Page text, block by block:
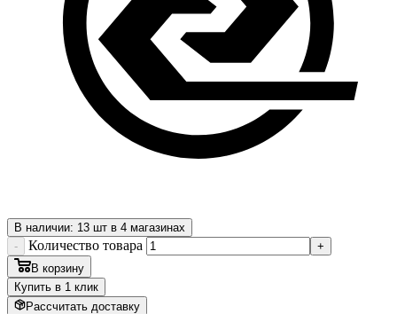
В наличии: 13 шт в 4 магазинах
-
Количество товара
+
В корзину
Купить в 1 клик
Рассчитать доставку